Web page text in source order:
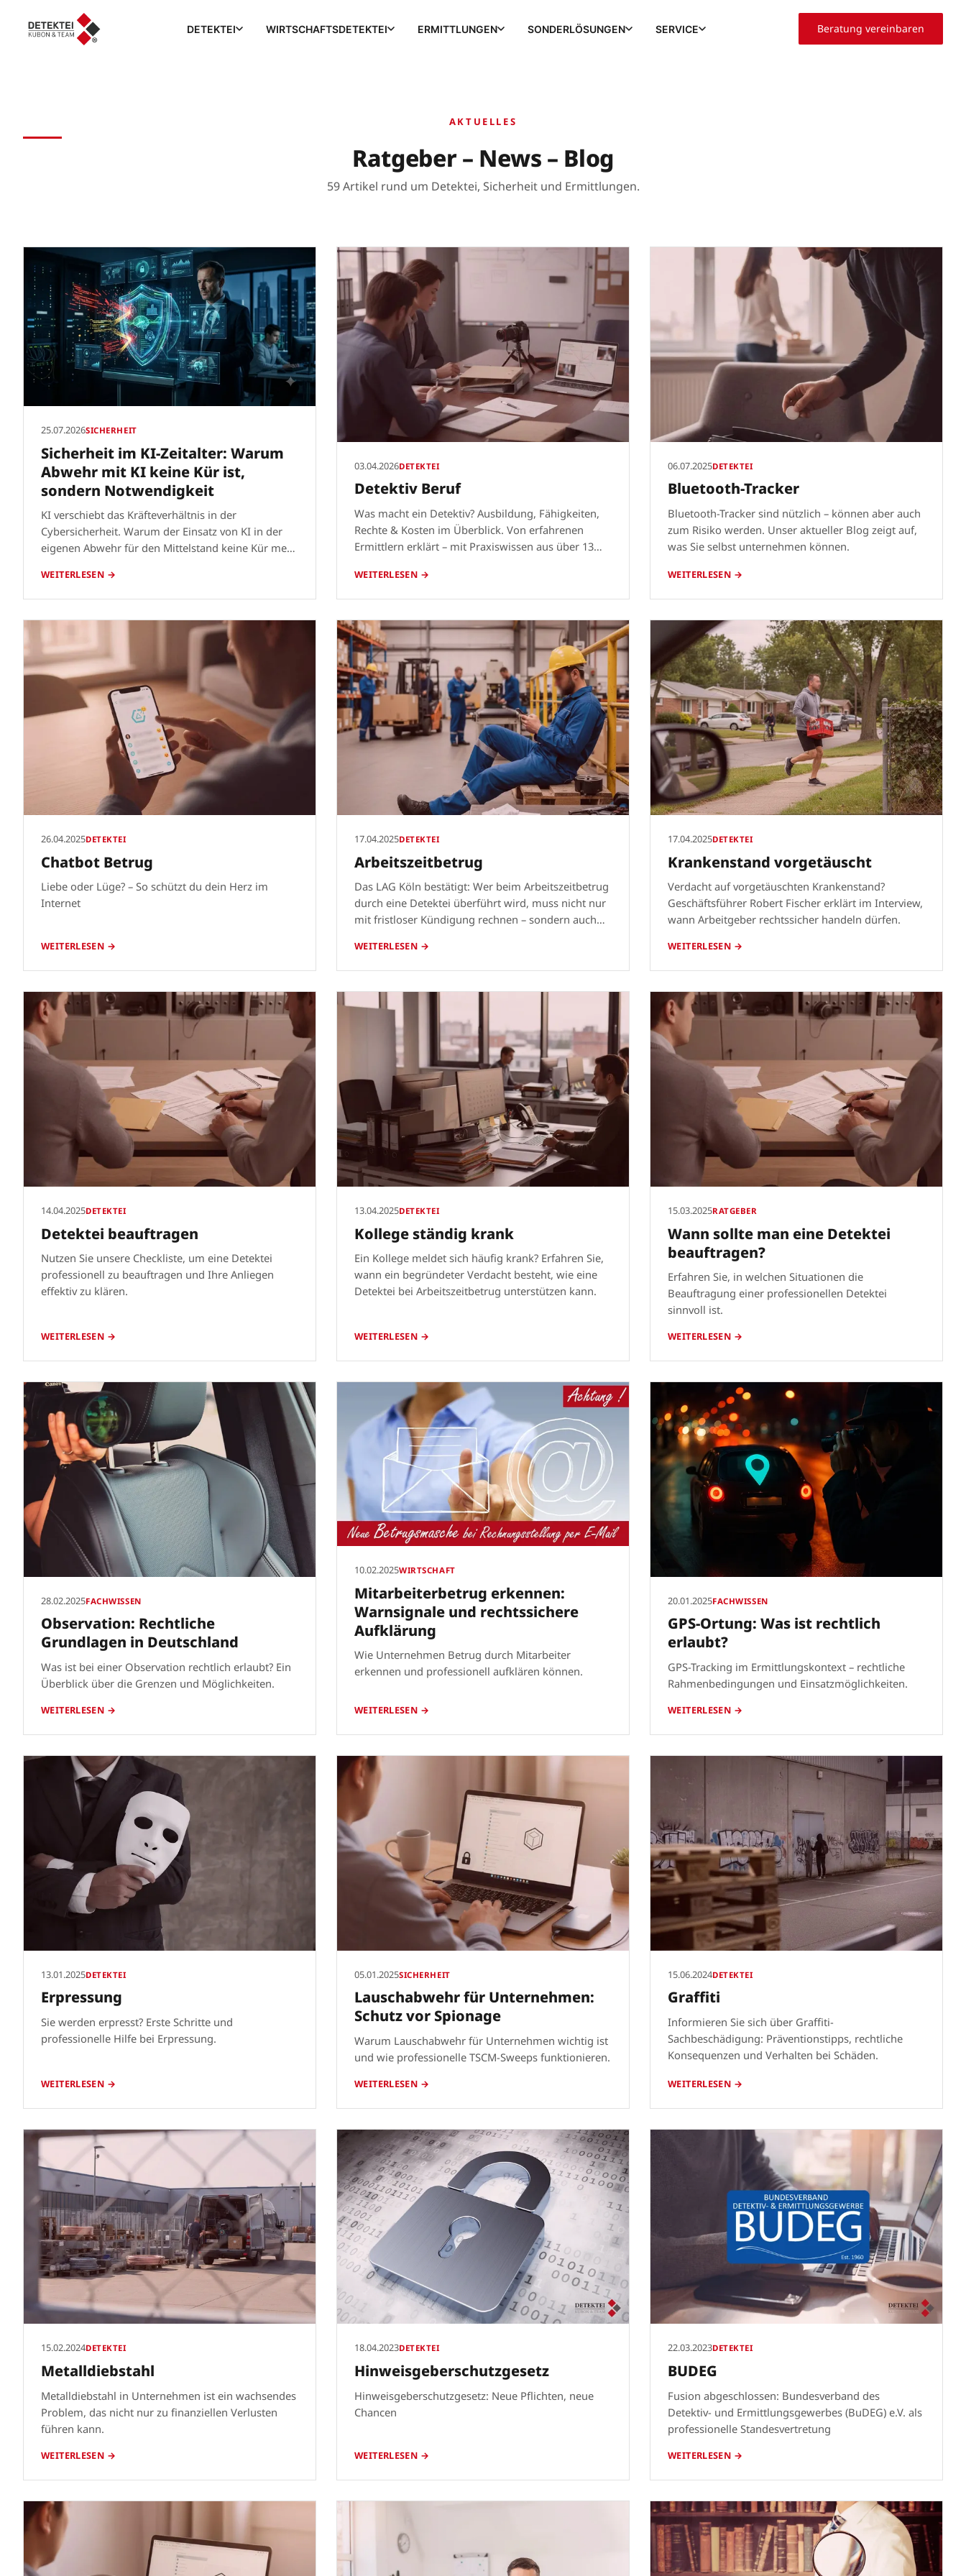
DETEKTEI WIRTSCHAFTSDETEKTEI ERMITTLUNGEN SONDERLÖSUNGEN SERVICE Beratung vereinbaren
AKTUELLES
Ratgeber – News – Blog
59 Artikel rund um Detektei, Sicherheit und Ermittlungen.
25.07.2026SICHERHEIT
Sicherheit im KI-Zeitalter: Warum
Abwehr mit KI keine Kür ist,
sondern Notwendigkeit
KI verschiebt das Kräfteverhältnis in der
Cybersicherheit. Warum der Einsatz von KI in der
eigenen Abwehr für den Mittelstand keine Kür mehr
WEITERLESEN →
03.04.2026DETEKTEI
Detektiv Beruf
Was macht ein Detektiv? Ausbildung, Fähigkeiten,
Rechte & Kosten im Überblick. Von erfahrenen
Ermittlern erklärt – mit Praxiswissen aus über 13
WEITERLESEN →
06.07.2025DETEKTEI
Bluetooth-Tracker
Bluetooth-Tracker sind nützlich – können aber auch
zum Risiko werden. Unser aktueller Blog zeigt auf,
was Sie selbst unternehmen können.
WEITERLESEN →
26.04.2025DETEKTEI
Chatbot Betrug
Liebe oder Lüge? – So schützt du dein Herz im
Internet
WEITERLESEN →
17.04.2025DETEKTEI
Arbeitszeitbetrug
Das LAG Köln bestätigt: Wer beim Arbeitszeitbetrug
durch eine Detektei überführt wird, muss nicht nur
mit fristloser Kündigung rechnen – sondern auch
Arbeitgeber und Detekteien bedeutet.
WEITERLESEN →
17.04.2025DETEKTEI
Krankenstand vorgetäuscht
Verdacht auf vorgetäuschten Krankenstand?
Geschäftsführer Robert Fischer erklärt im Interview,
wann Arbeitgeber rechtssicher handeln dürfen.
WEITERLESEN →
14.04.2025DETEKTEI
Detektei beauftragen
Nutzen Sie unsere Checkliste, um eine Detektei
professionell zu beauftragen und Ihre Anliegen
effektiv zu klären.
WEITERLESEN →
13.04.2025DETEKTEI
Kollege ständig krank
Ein Kollege meldet sich häufig krank? Erfahren Sie,
wann ein begründeter Verdacht besteht, wie eine
Detektei bei Arbeitszeitbetrug unterstützen kann.
WEITERLESEN →
15.03.2025RATGEBER
Wann sollte man eine Detektei
beauftragen?
Erfahren Sie, in welchen Situationen die
Beauftragung einer professionellen Detektei
sinnvoll ist.
WEITERLESEN →
28.02.2025FACHWISSEN
Observation: Rechtliche
Grundlagen in Deutschland
Was ist bei einer Observation rechtlich erlaubt? Ein
Überblick über die Grenzen und Möglichkeiten.
WEITERLESEN →
10.02.2025WIRTSCHAFT
Mitarbeiterbetrug erkennen:
Warnsignale und rechtssichere
Aufklärung
Wie Unternehmen Betrug durch Mitarbeiter
erkennen und professionell aufklären können.
WEITERLESEN →
20.01.2025FACHWISSEN
GPS-Ortung: Was ist rechtlich
erlaubt?
GPS-Tracking im Ermittlungskontext – rechtliche
Rahmenbedingungen und Einsatzmöglichkeiten.
WEITERLESEN →
13.01.2025DETEKTEI
Erpressung
Sie werden erpresst? Erste Schritte und
professionelle Hilfe bei Erpressung.
WEITERLESEN →
05.01.2025SICHERHEIT
Lauschabwehr für Unternehmen:
Schutz vor Spionage
Warum Lauschabwehr für Unternehmen wichtig ist
und wie professionelle TSCM-Sweeps funktionieren.
WEITERLESEN →
15.06.2024DETEKTEI
Graffiti
Informieren Sie sich über Graffiti-
Sachbeschädigung: Präventionstipps, rechtliche
Konsequenzen und Verhalten bei Schäden.
WEITERLESEN →
15.02.2024DETEKTEI
Metalldiebstahl
Metalldiebstahl in Unternehmen ist ein wachsendes
Problem, das nicht nur zu finanziellen Verlusten
führen kann.
WEITERLESEN →
18.04.2023DETEKTEI
Hinweisgeberschutzgesetz
Hinweisgeberschutzgesetz: Neue Pflichten, neue
Chancen
WEITERLESEN →
22.03.2023DETEKTEI
BUDEG
Fusion abgeschlossen: Bundesverband des
Detektiv- und Ermittlungsgewerbes (BuDEG) e.V. als
professionelle Standesvertretung
WEITERLESEN →